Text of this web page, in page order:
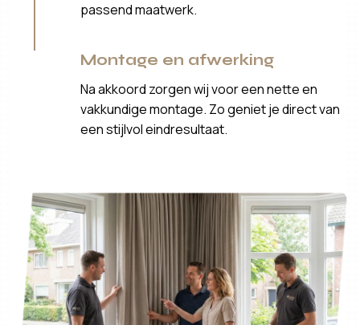
passend maatwerk.
Montage en afwerking
Na akkoord zorgen wij voor een nette en
vakkundige montage. Zo geniet je direct van
een stijlvol eindresultaat.